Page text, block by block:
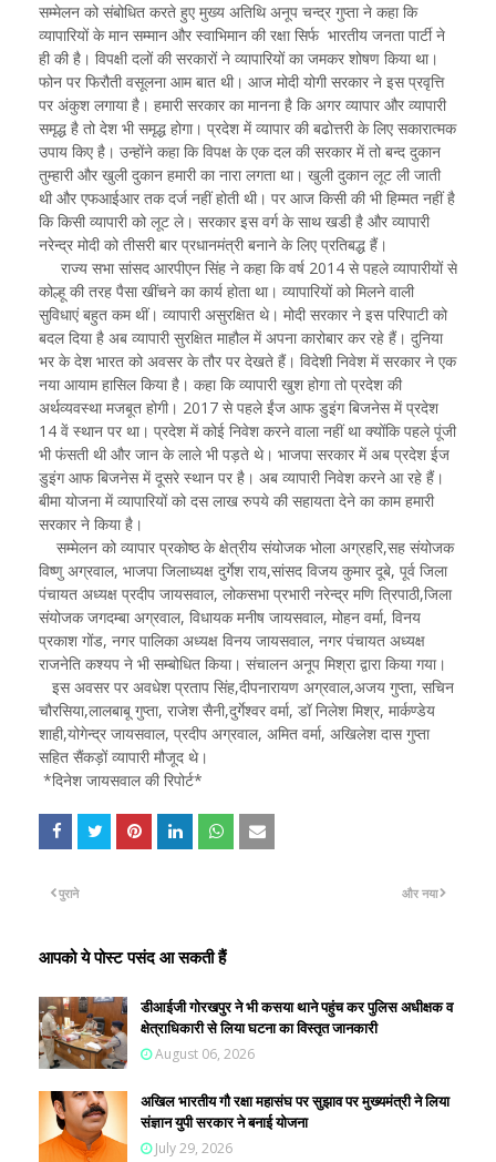
सम्मेलन को संबोधित करते हुए मुख्य अतिथि अनूप चन्द्र गुप्ता ने कहा कि
व्यापारियों के मान सम्मान और स्वाभिमान की रक्षा सिर्फ भारतीय जनता पार्टी ने
ही की है। विपक्षी दलों की सरकारों ने व्यापारियों का जमकर शोषण किया था।
फोन पर फिरौती वसूलना आम बात थी। आज मोदी योगी सरकार ने इस प्रवृत्ति
पर अंकुश लगाया है। हमारी सरकार का मानना है कि अगर व्यापार और व्यापारी
समृद्ध है तो देश भी समृद्ध होगा। प्रदेश में व्यापार की बढोत्तरी के लिए सकारात्मक
उपाय किए है। उन्होंने कहा कि विपक्ष के एक दल की सरकार में तो बन्द दुकान
तुम्हारी और खुली दुकान हमारी का नारा लगता था। खुली दुकान लूट ली जाती
थी और एफआईआर तक दर्ज नहीं होती थी। पर आज किसी की भी हिम्मत नहीं है
कि किसी व्यापारी को लूट ले। सरकार इस वर्ग के साथ खडी है और व्यापारी
नरेन्द्र मोदी को तीसरी बार प्रधानमंत्री बनाने के लिए प्रतिबद्ध हैं।
राज्य सभा सांसद आरपीएन सिंह ने कहा कि वर्ष 2014 से पहले व्यापारीयों से
कोल्हू की तरह पैसा खींचने का कार्य होता था। व्यापारियों को मिलने वाली
सुविधाएं बहुत कम थीं। व्यापारी असुरक्षित थे। मोदी सरकार ने इस परिपाटी को
बदल दिया है अब व्यापारी सुरक्षित माहौल में अपना कारोबार कर रहे हैं। दुनिया
भर के देश भारत को अवसर के तौर पर देखते हैं। विदेशी निवेश में सरकार ने एक
नया आयाम हासिल किया है। कहा कि व्यापारी खुश होगा तो प्रदेश की
अर्थव्यवस्था मजबूत होगी। 2017 से पहले ईंज आफ डुइंग बिजनेस में प्रदेश
14 वें स्थान पर था। प्रदेश में कोई निवेश करने वाला नहीं था क्योंकि पहले पूंजी
भी फंसती थी और जान के लाले भी पड़ते थे। भाजपा सरकार में अब प्रदेश ईज
डुइंग आफ बिजनेस में दूसरे स्थान पर है। अब व्यापारी निवेश करने आ रहे हैं।
बीमा योजना में व्यापारियों को दस लाख रुपये की सहायता देने का काम हमारी
सरकार ने किया है।
सम्मेलन को व्यापार प्रकोष्ठ के क्षेत्रीय संयोजक भोला अग्रहरि,सह संयोजक
विष्णु अग्रवाल, भाजपा जिलाध्यक्ष दुर्गेश राय,सांसद विजय कुमार दूबे, पूर्व जिला
पंचायत अध्यक्ष प्रदीप जायसवाल, लोकसभा प्रभारी नरेन्द्र मणि त्रिपाठी,जिला
संयोजक जगदम्बा अग्रवाल, विधायक मनीष जायसवाल, मोहन वर्मा, विनय
प्रकाश गोंड, नगर पालिका अध्यक्ष विनय जायसवाल, नगर पंचायत अध्यक्ष
राजनेति कश्यप ने भी सम्बोधित किया। संचालन अनूप मिश्रा द्वारा किया गया।
इस अवसर पर अवधेश प्रताप सिंह,दीपनारायण अग्रवाल,अजय गुप्ता, सचिन
चौरसिया,लालबाबू गुप्ता, राजेश सैनी,दुर्गेश्वर वर्मा, डॉ निलेश मिश्र, मार्कण्डेय
शाही,योगेन्द्र जायसवाल, प्रदीप अग्रवाल, अमित वर्मा, अखिलेश दास गुप्ता
सहित सैंकड़ों व्यापारी मौजूद थे।
*दिनेश जायसवाल की रिपोर्ट*
और नया
पुराने
आपको ये पोस्ट पसंद आ सकती हैं
डीआईजी गोरखपुर ने भी कसया थाने पहुंच कर पुलिस अधीक्षक व
क्षेत्राधिकारी से लिया घटना का विस्तृत जानकारी
August 06, 2026
अखिल भारतीय गौ रक्षा महासंघ पर सुझाव पर मुख्यमंत्री ने लिया
संज्ञान युपी सरकार ने बनाई योजना
July 29, 2026